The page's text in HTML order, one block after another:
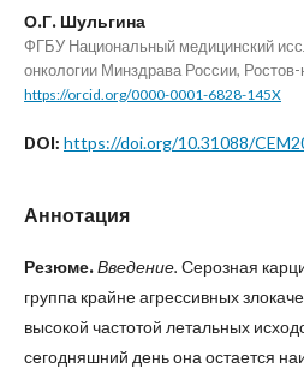
О.Г. Шульгина
ФГБУ Национальный медицинский
онкологии Минздрава России,
https://orcid.org/0000-0001-6828-145X
DOI: https://doi.org/10.31088/
Аннотация
Резюме.Введение. Серозная
группа крайне агрессивных
высокой частотой летальных
сегодняшний день она остается